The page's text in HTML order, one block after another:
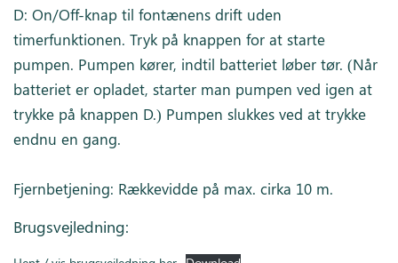
D: On/Off-knap til fontænens drift uden
timerfunktionen. Tryk på knappen for at starte
pumpen. Pumpen kører, indtil batteriet løber tør. (Når
batteriet er opladet, starter man pumpen ved igen at
trykke på knappen D.) Pumpen slukkes ved at trykke
endnu en gang.
Fjernbetjening: Rækkevidde på max. cirka 10 m.
Brugsvejledning: